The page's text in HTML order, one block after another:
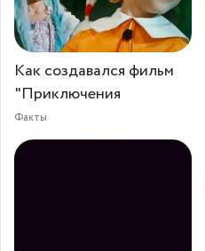
Как создавался фильм
"Приключения
Факты